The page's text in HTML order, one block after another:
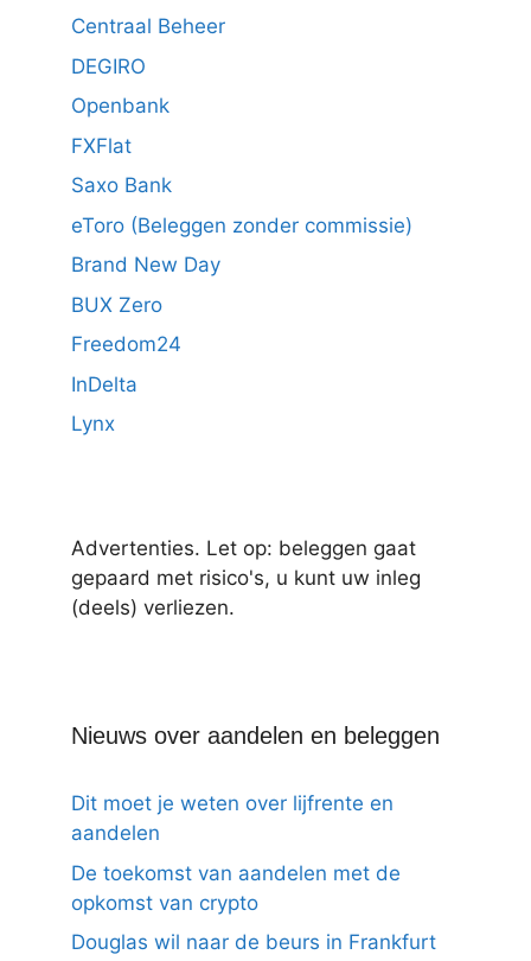
Centraal Beheer
DEGIRO
Openbank
FXFlat
Saxo Bank
eToro (Beleggen zonder commissie)
Brand New Day
BUX Zero
Freedom24
InDelta
Lynx
Advertenties. Let op: beleggen gaat
gepaard met risico's, u kunt uw inleg
(deels) verliezen.
Nieuws over aandelen en beleggen
Dit moet je weten over lijfrente en
aandelen
De toekomst van aandelen met de
opkomst van crypto
Douglas wil naar de beurs in Frankfurt